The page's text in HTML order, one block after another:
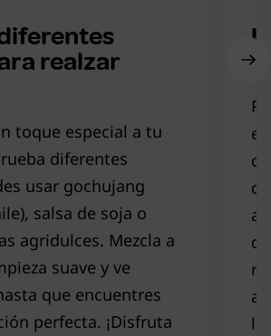
realzar
toque especial a tu
diferentes
usar gochujang
salsa de soja o
agridulces. Mezcla a
suave y ve
que encuentres
perfecta. ¡Disfruta
la